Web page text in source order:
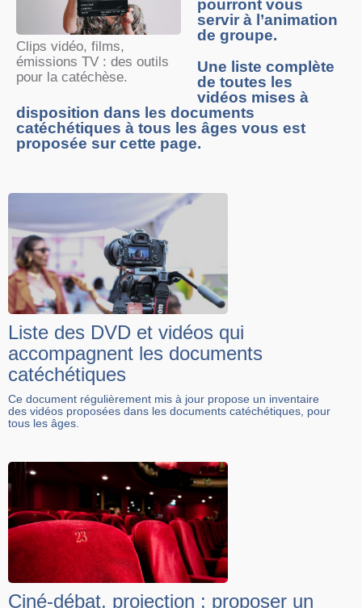
Clips vidéo, films,
émissions TV : des outils
pour la catéchèse.
pourront vous
servir à l’animation
de groupe.
Une liste complète
de toutes les
vidéos mises à
disposition dans les documents
catéchétiques à tous les âges vous est
proposée sur cette page.
Liste des DVD et vidéos qui
accompagnent les documents
catéchétiques
Ce document régulièrement mis à jour propose un inventaire
des vidéos proposées dans les documents catéchétiques, pour
tous les âges.
Ciné-débat, projection : proposer un